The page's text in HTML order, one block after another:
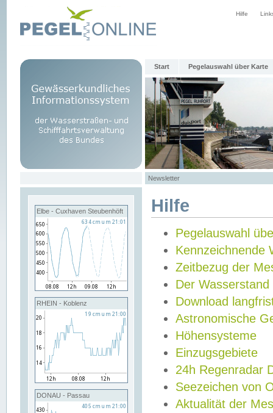
Hilfe
Start Pegelauswahl über Karte
Newsletter
Elbe - Cuxhaven Steubenhöft
RHEIN - Koblenz
DONAU - Passau
Hilfe
Pegelauswahl
Kennzeichnende
Zeitbezug der
Der Wasserstand
Download
Astronomische
Höhensysteme
Einzugsgebiete
24h Regenradar
Seezeichen von
Aktualität der